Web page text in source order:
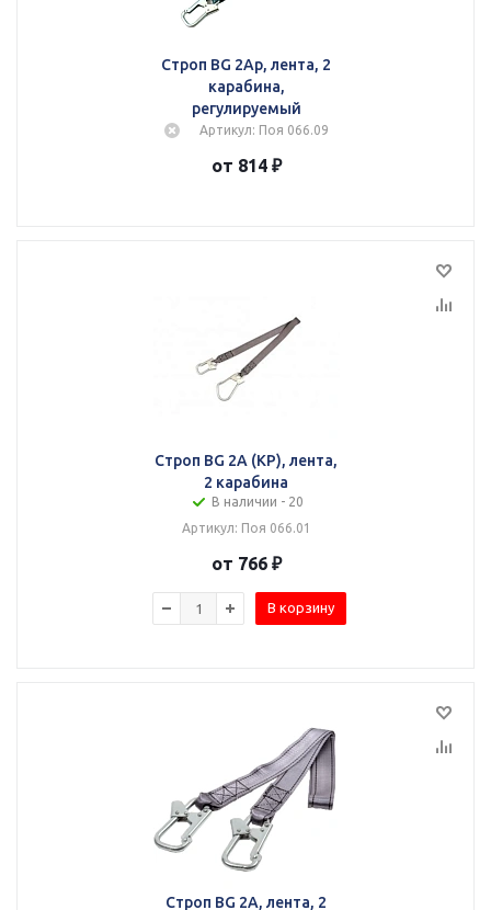
Строп BG 2Ар, лента, 2
карабина,
регулируемый
Артикул: Поя 066.09
от 814 ₽
Строп BG 2А (КР), лента,
2 карабина
В наличии - 20
Артикул: Поя 066.01
от 766 ₽
В корзину
Строп BG 2А, лента, 2